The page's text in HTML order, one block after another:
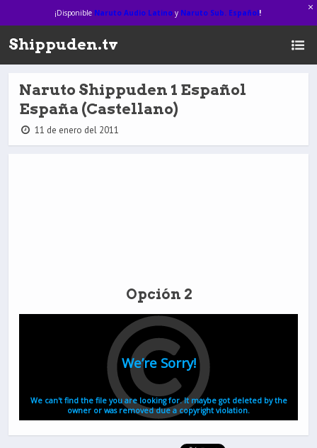
¡Disponible Naruto Audio Latinoy Naruto Sub. Español!
Shippuden.tv
Naruto Shippuden 1 Español
España (Castellano)
11 de enero del 2011
Opción 2